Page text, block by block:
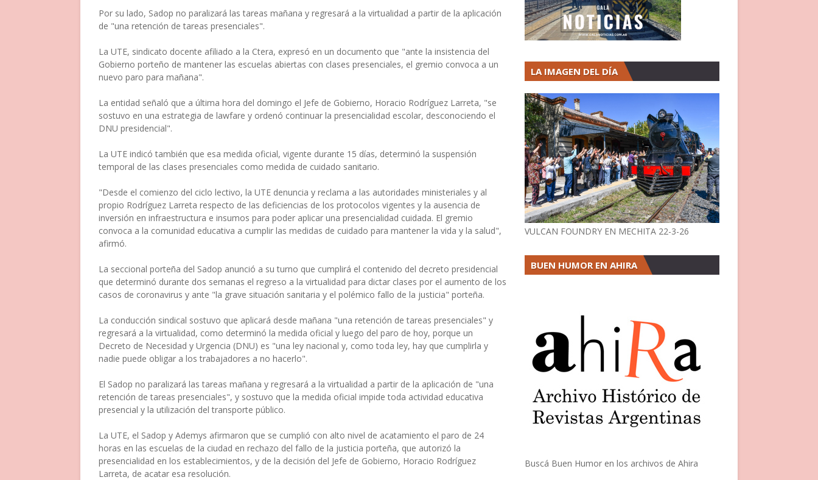
Por su lado, Sadop no paralizará las tareas mañana y regresará a la virtualidad a partir de la aplicación
de "una retención de tareas presenciales".
La UTE, sindicato docente afiliado a la Ctera, expresó en un documento que "ante la insistencia del
Gobierno porteño de mantener las escuelas abiertas con clases presenciales, el gremio convoca a un
nuevo paro para mañana".
La entidad señaló que a última hora del domingo el Jefe de Gobierno, Horacio Rodríguez Larreta, "se
sostuvo en una estrategia de lawfare y ordenó continuar la presencialidad escolar, desconociendo el
DNU presidencial".
La UTE indicó también que esa medida oficial, vigente durante 15 días, determinó la suspensión
temporal de las clases presenciales como medida de cuidado sanitario.
"Desde el comienzo del ciclo lectivo, la UTE denuncia y reclama a las autoridades ministeriales y al
propio Rodríguez Larreta respecto de las deficiencias de los protocolos vigentes y la ausencia de
inversión en infraestructura e insumos para poder aplicar una presencialidad cuidada. El gremio
convoca a la comunidad educativa a cumplir las medidas de cuidado para mantener la vida y la salud",
afirmó.
La seccional porteña del Sadop anunció a su turno que cumplirá el contenido del decreto presidencial
que determinó durante dos semanas el regreso a la virtualidad para dictar clases por el aumento de los
casos de coronavirus y ante "la grave situación sanitaria y el polémico fallo de la justicia" porteña.
La conducción sindical sostuvo que aplicará desde mañana "una retención de tareas presenciales" y
regresará a la virtualidad, como determinó la medida oficial y luego del paro de hoy, porque un
Decreto de Necesidad y Urgencia (DNU) es "una ley nacional y, como toda ley, hay que cumplirla y
nadie puede obligar a los trabajadores a no hacerlo".
El Sadop no paralizará las tareas mañana y regresará a la virtualidad a partir de la aplicación de "una
retención de tareas presenciales", y sostuvo que la medida oficial impide toda actividad educativa
presencial y la utilización del transporte público.
La UTE, el Sadop y Ademys afirmaron que se cumplió con alto nivel de acatamiento el paro de 24
horas en las escuelas de la ciudad en rechazo del fallo de la justicia porteña, que autorizó la
presencialidad en los establecimientos, y de la decisión del Jefe de Gobierno, Horacio Rodríguez
Larreta, de acatar esa resolución.
LA IMAGEN DEL DÍA
VULCAN FOUNDRY EN MECHITA 22-3-26
BUEN HUMOR EN AHIRA
Buscá Buen Humor en los archivos de Ahira